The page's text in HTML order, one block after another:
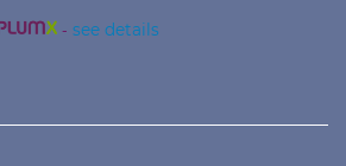
- see details